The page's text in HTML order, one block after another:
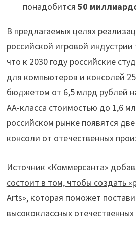
понадобится 50
В предлагаемых целях
российской игровой индустрии
что к 2030 году российские
для компьютеров и консолей 25
бюджетом от 6,5 млрд рублей
AA-класса стоимостью до 1,6
российском рынке появятся
консоли от отечественных
Источник «Коммерсанта»
состоит в том, чтобы создать
Arts», которая поможет
высококлассных отечественных